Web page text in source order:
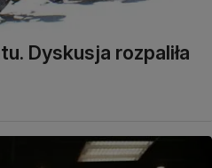
Dyskusja rozpaliła